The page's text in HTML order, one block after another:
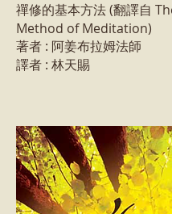
禪修的基本方法 (翻譯自
Method of Meditation)
著者 : 阿姜布拉姆法師
譯者 : 林天賜